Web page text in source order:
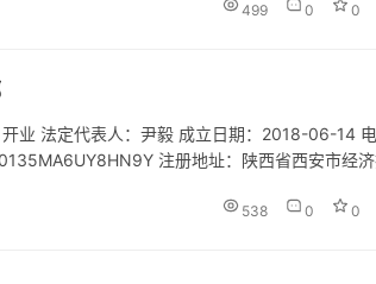
499 0 0
业 法定代表人：尹毅 成立日期：2018-06-14 电
注册地址：陕西省西安市经
538 0 0